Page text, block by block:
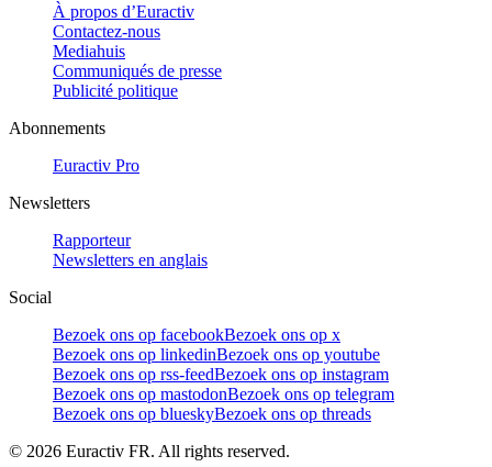
À propos d’Euractiv
Contactez-nous
Mediahuis
Communiqués de presse
Publicité politique
Abonnements
Euractiv Pro
Newsletters
Rapporteur
Newsletters en anglais
Social
Bezoek ons op facebookBezoek ons op x
Bezoek ons op linkedinBezoek ons op youtube
Bezoek ons op rss-feedBezoek ons op instagram
Bezoek ons op mastodonBezoek ons op telegram
Bezoek ons op blueskyBezoek ons op threads
© 2026 Euractiv FR. All rights reserved.